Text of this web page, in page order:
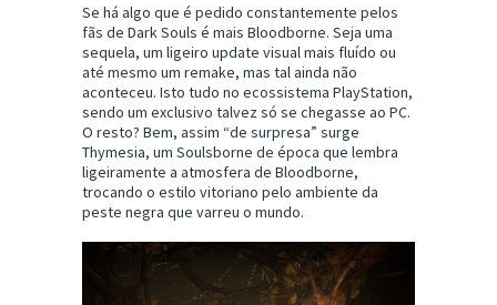
Se há algo que é pedido constantemente pelos
fãs de Dark Souls é mais Bloodborne. Seja uma
sequela, um ligeiro update visual mais fluído ou
até mesmo um remake, mas tal ainda não
aconteceu. Isto tudo no ecossistema PlayStation,
sendo um exclusivo talvez só se chegasse ao PC.
O resto? Bem, assim “de surpresa” surge
Thymesia, um Soulsborne de época que lembra
ligeiramente a atmosfera de Bloodborne,
trocando o estilo vitoriano pelo ambiente da
peste negra que varreu o mundo.